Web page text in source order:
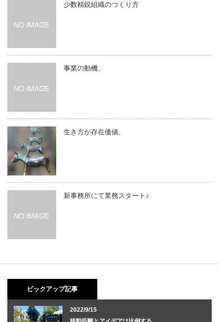
少数精鋭組織のつくり方
事業の動機。
生き方が存在価値。
新事務所にて業務スタート♪
ピックアップ記事
2022/9/15